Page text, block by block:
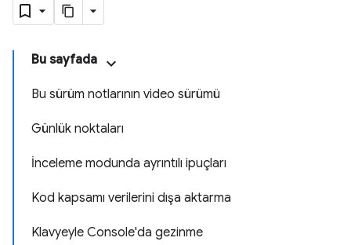
Bu sayfada
Bu sürüm notlarının video sürümü
Günlük noktaları
İnceleme modunda ayrıntılı ipuçları
Kod kapsamı verilerini dışa aktarma
Klavyeyle Console'da gezinme